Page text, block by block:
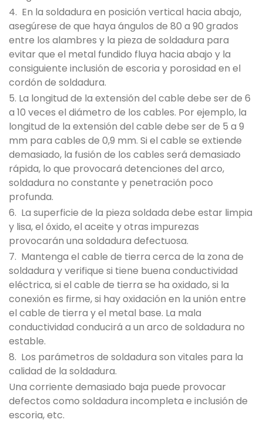
4. En la soldadura en posición vertical hacia abajo,
asegúrese de que haya ángulos de 80 a 90 grados
entre los alambres y la pieza de soldadura para
evitar que el metal fundido fluya hacia abajo y la
consiguiente inclusión de escoria y porosidad en el
cordón de soldadura.
5. La longitud de la extensión del cable debe ser de 6
a 10 veces el diámetro de los cables. Por ejemplo, la
longitud de la extensión del cable debe ser de 5 a 9
mm para cables de 0,9 mm. Si el cable se extiende
demasiado, la fusión de los cables será demasiado
rápida, lo que provocará detenciones del arco,
soldadura no constante y penetración poco
profunda.
6. La superficie de la pieza soldada debe estar limpia
y lisa, el óxido, el aceite y otras impurezas
provocarán una soldadura defectuosa.
7. Mantenga el cable de tierra cerca de la zona de
soldadura y verifique si tiene buena conductividad
eléctrica, si el cable de tierra se ha oxidado, si la
conexión es firme, si hay oxidación en la unión entre
el cable de tierra y el metal base. La mala
conductividad conducirá a un arco de soldadura no
estable.
8. Los parámetros de soldadura son vitales para la
calidad de la soldadura.
Una corriente demasiado baja puede provocar
defectos como soldadura incompleta e inclusión de
escoria, etc.